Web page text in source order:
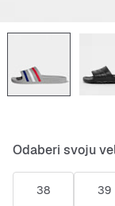
Odaberi svoju
38 39